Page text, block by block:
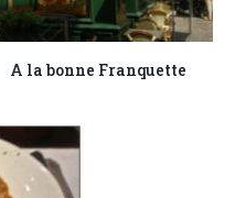
A la bonne Franquette